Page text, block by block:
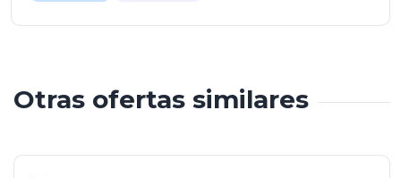
Otras ofertas similares